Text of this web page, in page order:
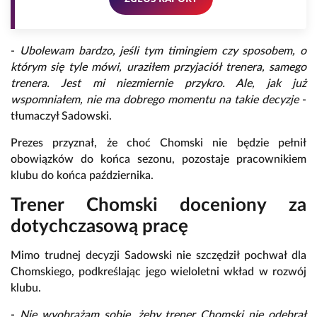
-
Ubolewam bardzo, jeśli tym timingiem czy sposobem, o
którym się tyle mówi, uraziłem przyjaciół trenera, samego
trenera. Jest mi niezmiernie przykro. Ale, jak już
wspomniałem, nie ma dobrego momentu na takie decyzje-
tłumaczył Sadowski.
Prezes przyznał, że choć Chomski nie będzie pełnił
obowiązków do końca sezonu, pozostaje pracownikiem
klubu do końca października.
Trener Chomski doceniony za
dotychczasową pracę
Mimo trudnej decyzji Sadowski nie szczędził pochwał dla
Chomskiego, podkreślając jego wieloletni wkład w rozwój
klubu.
- Nie wyobrażam sobie, żeby trener Chomski nie odebrał